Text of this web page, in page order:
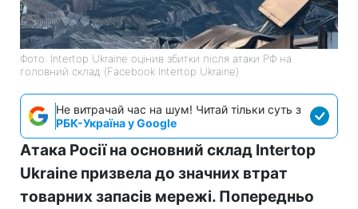
Фото: Intertop Ukraine оцінив збитки після атаки РФ на
головний склад (Facebook Intertop Ukraine)
Не витрачай час на шум! Читай тільки суть з
РБК-Україна у Google
Атака Росії на основний склад Intertop
Ukraine призвела до значних втрат
товарних запасів мережі. Попередньо